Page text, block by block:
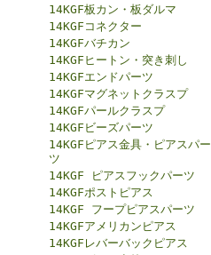
14KGF板カン・板ダルマ
14KGFコネクター
14KGFバチカン
14KGFヒートン・突き刺し
14KGFエンドパーツ
14KGFマグネットクラスプ
14KGFパールクラスプ
14KGFビーズパーツ
14KGFピアス金具・ピアスパー
ツ
14KGF ピアスフックパーツ
14KGFポストピアス
14KGF フープピアスパーツ
14KGFアメリカンピアス
14KGFレバーバックピアス